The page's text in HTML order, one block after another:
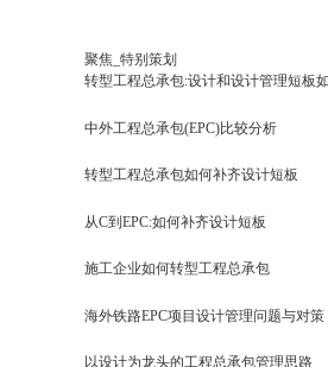
聚焦_特别策划
转型工程总承包:设计和设计管理短板
中外工程总承包(EPC)比较分析
转型工程总承包如何补齐设计短板
从C到EPC:如何补齐设计短板
施工企业如何转型工程总承包
海外铁路EPC项目设计管理问题与对策
以设计为龙头的工程总承包管理思路